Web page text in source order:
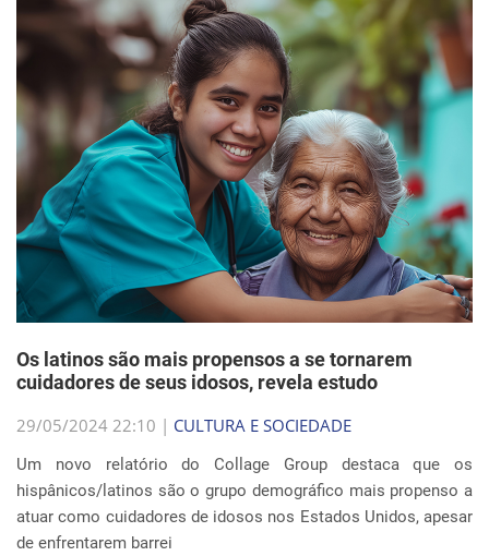
Os latinos são mais propensos a se tornarem
cuidadores de seus idosos, revela estudo
29/05/2024 22:10 | CULTURA E SOCIEDADE
Um novo relatório do Collage Group destaca que os
hispânicos/latinos são o grupo demográfico mais propenso a
atuar como cuidadores de idosos nos Estados Unidos, apesar
de enfrentarem barrei